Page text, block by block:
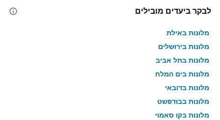
לבקר ביעדים מובילים
מלונות באילת
מלונות בירושלים
מלונות בתל אביב
מלונות בים המלח
מלונות בדובאי
מלונות בבודפשט
מלונות בקו סאמוי